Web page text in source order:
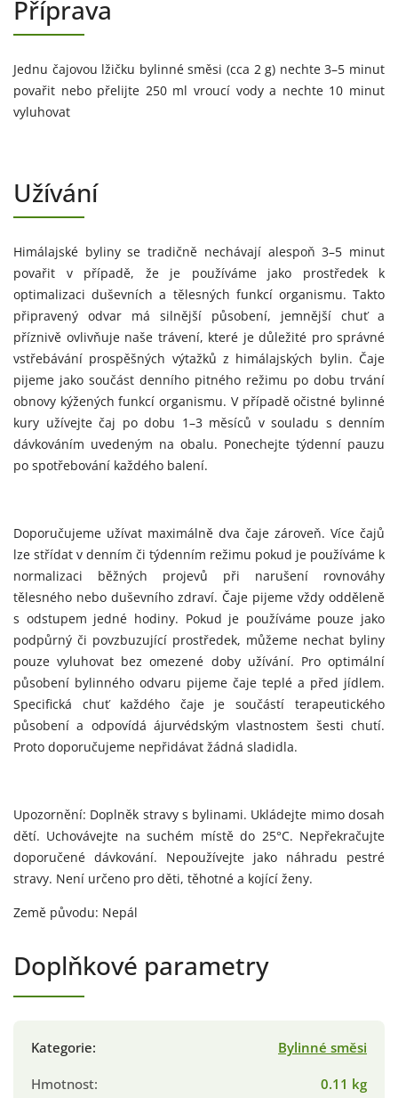
Příprava
Jednu čajovou lžičku bylinné směsi (cca 2 g) nechte 3–5 minut
povařit nebo přelijte 250 ml vroucí vody a nechte 10 minut
vyluhovat
Užívání
Himálajské byliny se tradičně nechávají alespoň 3–5 minut
povařit v případě, že je používáme jako prostředek k
optimalizaci duševních a tělesných funkcí organismu. Takto
připravený odvar má silnější působení, jemnější chuť a
příznivě ovlivňuje naše trávení, které je důležité pro správné
vstřebávání prospěšných výtažků z himálajských bylin. Čaje
pijeme jako součást denního pitného režimu po dobu trvání
obnovy kýžených funkcí organismu. V případě očistné bylinné
kury užívejte čaj po dobu 1–3 měsíců v souladu s denním
dávkováním uvedeným na obalu. Ponechejte týdenní pauzu
po spotřebování každého balení.
Doporučujeme užívat maximálně dva čaje zároveň. Více čajů
lze střídat v denním či týdenním režimu pokud je používáme k
normalizaci běžných projevů při narušení rovnováhy
tělesného nebo duševního zdraví. Čaje pijeme vždy odděleně
s odstupem jedné hodiny. Pokud je používáme pouze jako
podpůrný či povzbuzující prostředek, můžeme nechat byliny
pouze vyluhovat bez omezené doby užívání. Pro optimální
působení bylinného odvaru pijeme čaje teplé a před jídlem.
Specifická chuť každého čaje je součástí terapeutického
působení a odpovídá ájurvédským vlastnostem šesti chutí.
Proto doporučujeme nepřidávat žádná sladidla.
Upozornění: Doplněk stravy s bylinami. Ukládejte mimo dosah
dětí. Uchovávejte na suchém místě do 25°C. Nepřekračujte
doporučené dávkování. Nepoužívejte jako náhradu pestré
stravy. Není určeno pro děti, těhotné a kojící ženy.
Země původu: Nepál
Doplňkové parametry
Kategorie:
Bylinné směsi
Hmotnost: 0.11 kg